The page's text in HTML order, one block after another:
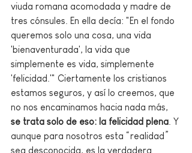
viuda romana acomodada y madre de
tres cónsules. En ella decía: "En el fondo
queremos solo una cosa, una vida
'bienaventurada', la vida que
simplemente es vida, simplemente
'felicidad.'" Ciertamente los cristianos
estamos seguros, y así lo creemos, que
no nos encaminamos hacia nada más,
se trata solo de eso: la felicidad plena . Y
aunque para nosotros esta “realidad”
sea desconocida, es la verdadera